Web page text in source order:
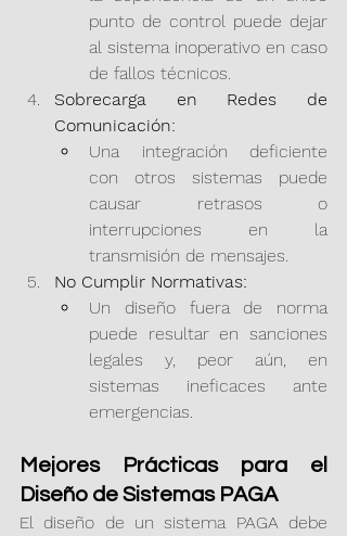
punto de control puede dejar
al sistema inoperativo en caso
de fallos técnicos.
Sobrecarga en Redes de
Comunicación:
Una integración deficiente
con otros sistemas puede
causar retrasos o
interrupciones en la
transmisión de mensajes.
No Cumplir Normativas:
Un diseño fuera de norma
puede resultar en sanciones
legales y, peor aún, en
sistemas ineficaces ante
emergencias.
Mejores Prácticas para el
Diseño de Sistemas PAGA
El diseño de un sistema PAGA debe